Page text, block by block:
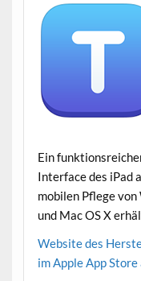
Ein
Interface des iPad
mobilen Pflege
und Mac OS X
Website des
im Apple App Store